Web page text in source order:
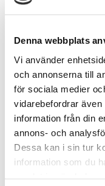
Denna webbplats
Vi använder
och annonserna till
för sociala medier
vidarebefordrar
information från din
annons- och
Dessa kan i sin tur
information som du